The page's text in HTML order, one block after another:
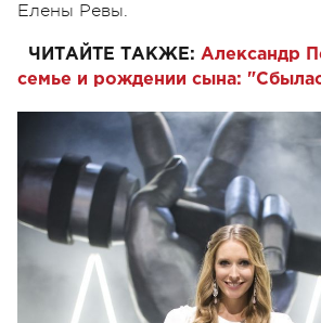
Елены Ревы.
ЧИТАЙТЕ ТАКЖЕ: Александр
семье и рождении сына: